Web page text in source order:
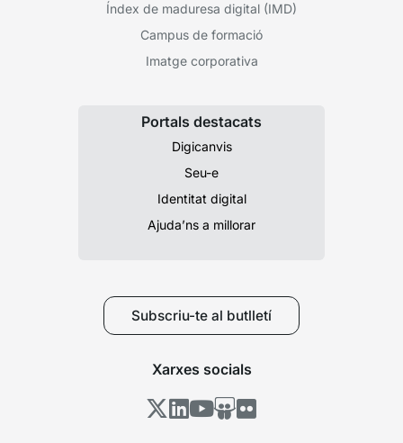
Índex de maduresa digital (IMD)
Campus de formació
Imatge corporativa
Portals destacats
Digicanvis
Seu-e
Identitat digital
Ajuda’ns a millorar
Subscriu-te al butlletí
Xarxes socials